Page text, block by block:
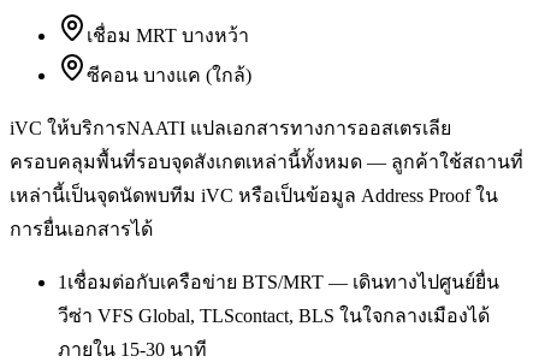
เชื่อม MRT บางหว้า
ซีคอน บางแค (ใกล้)
iVC ให้บริการNAATI แปลเอกสารทางการออสเตรเลีย
ครอบคลุมพื้นที่รอบจุดสังเกตเหล่านี้ทั้งหมด — ลูกค้าใช้สถานที่
เหล่านี้เป็นจุดนัดพบทีม iVC หรือเป็นข้อมูล Address Proof ใน
การยื่นเอกสารได้
1 เชื่อมต่อกับเครือข่าย BTS/MRT — เดินทางไปศูนย์ยื่น
วีซ่า VFS Global, TLScontact, BLS ในใจกลางเมืองได้
ภายใน 15-30 นาที